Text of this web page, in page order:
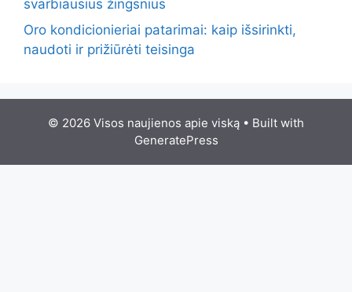
svarbiausius žingsnius
Oro kondicionieriai patarimai: kaip išsirinkti,
naudoti ir prižiūrėti teisinga
© 2026 Visos naujienos apie viską • Built with
GeneratePress